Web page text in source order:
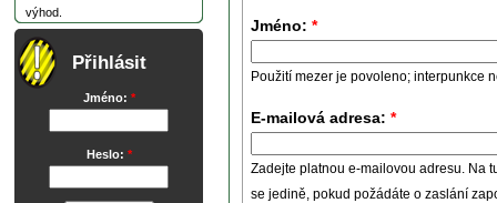
výhod.
Přihlásit
Jméno: *
Heslo: *
Jméno: *
Použití mezer je povoleno; interpunkce
E-mailová adresa: *
Zadejte platnou e-mailovou adresu. Na
se jedině, pokud požádáte o zaslání